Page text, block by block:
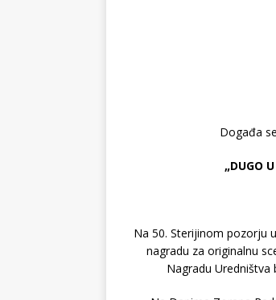
Događa
„DUGO
Na 50. Sterijinom pozorju
nagradu za originalnu
Nagradu Uredništva